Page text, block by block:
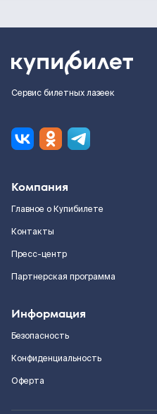
Сервис билетных лазеек
Компания
Главное о Купибилете
Контакты
Пресс-центр
Партнерская программа
Информация
Безопасность
Конфиденциальность
Оферта